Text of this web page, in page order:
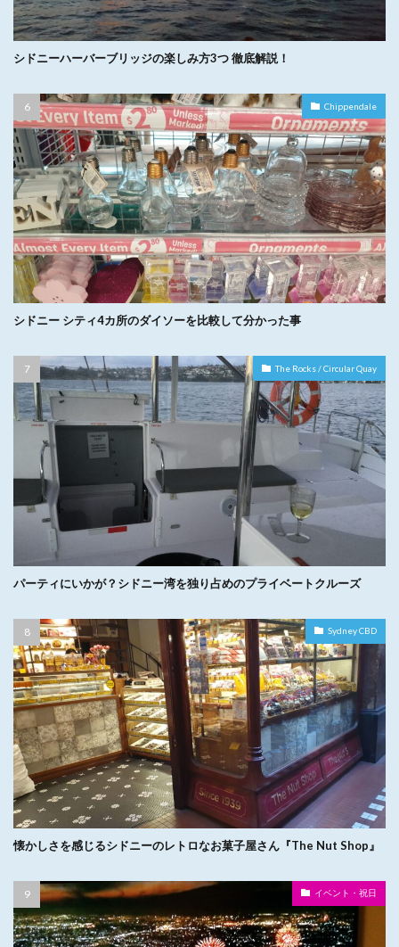
シドニーハーバーブリッジの楽しみ方3つ 徹底解説！
Chippendale
シドニー シティ4カ所のダイソーを比較して分かった事
The Rocks / Circular Quay
パーティにいかが？シドニー湾を独り占めのプライベートクルーズ
Sydney CBD
懐かしさを感じるシドニーのレトロなお菓子屋さん『The Nut Shop』
イベント・祝日